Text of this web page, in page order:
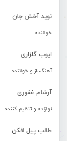
نوید آخش جان
خواننده
ایوب گلزاری
آهنگساز و خواننده
آرشام غفوری
نوازنده و تنظیم کننده
طالب پیل افکن